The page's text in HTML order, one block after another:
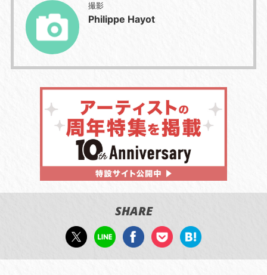
撮影
Philippe Hayot
SHARE